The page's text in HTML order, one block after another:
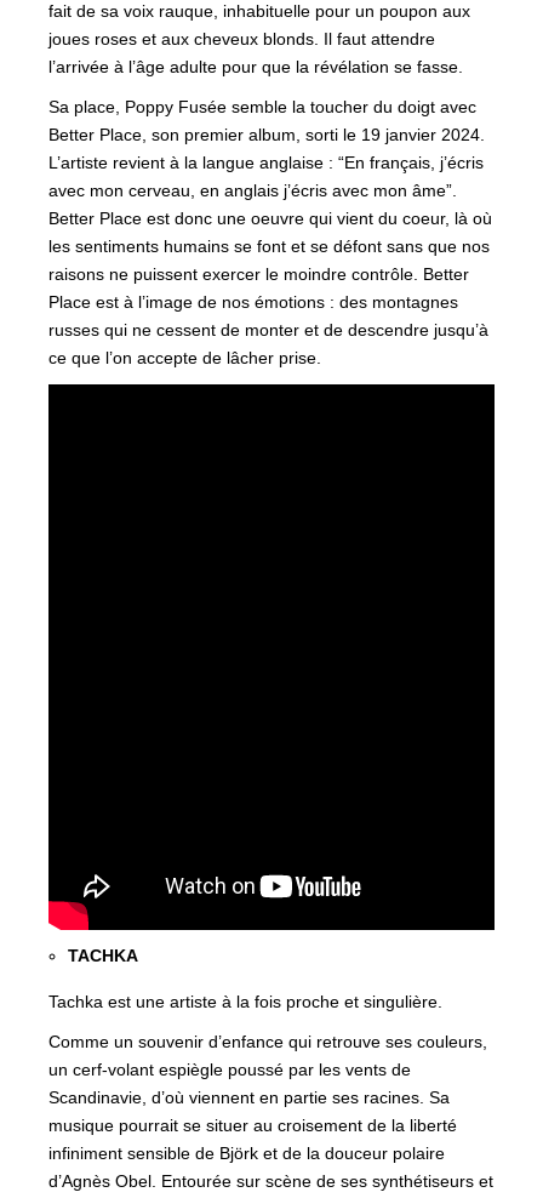
fait de sa voix rauque, inhabituelle pour un poupon aux
joues roses et aux cheveux blonds. Il faut attendre
l’arrivée à l’âge adulte pour que la révélation se fasse.
Sa place, Poppy Fusée semble la toucher du doigt avec
Better Place, son premier album, sorti le 19 janvier 2024.
L’artiste revient à la langue anglaise : “En français, j’écris
avec mon cerveau, en anglais j’écris avec mon âme”.
Better Place est donc une oeuvre qui vient du coeur, là où
les sentiments humains se font et se défont sans que nos
raisons ne puissent exercer le moindre contrôle. Better
Place est à l’image de nos émotions : des montagnes
russes qui ne cessent de monter et de descendre jusqu’à
ce que l’on accepte de lâcher prise.
TACHKA
Tachka est une artiste à la fois proche et singulière.
Comme un souvenir d’enfance qui retrouve ses couleurs,
un cerf-volant espiègle poussé par les vents de
Scandinavie, d’où viennent en partie ses racines. Sa
musique pourrait se situer au croisement de la liberté
infiniment sensible de Björk et de la douceur polaire
d’Agnès Obel. Entourée sur scène de ses synthétiseurs et